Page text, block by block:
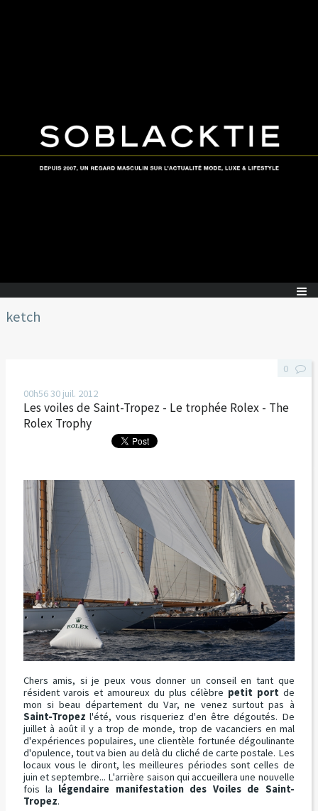
ketch
00h5630 juil. 2012
Les voiles de Saint-Tropez - Le trophée Rolex - The
Rolex Trophy
Chers amis, si je peux vous donner un conseil en tant que
résident varois et amoureux du plus célèbre petit portde
mon si beau département du Var, ne venez surtout pas à
Saint-Tropez l'été, vous risqueriez d'en être dégoutés. De
juillet à août il y a trop de monde, trop de vacanciers en mal
d'expériences populaires, une clientèle fortunée dégoulinante
d'opulence, tout va bien au delà du cliché de carte postale. Les
locaux vous le diront, les meilleures périodes sont celles de
juin et septembre... L'arrière saison qui accueillera une nouvelle
fois la légendaire manifestation des Voiles de Saint-
Tropez.
0